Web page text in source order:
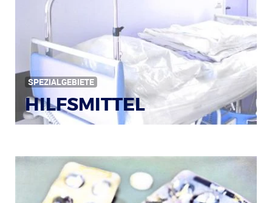
SPEZIALGEBIETE
HILFSMITTEL